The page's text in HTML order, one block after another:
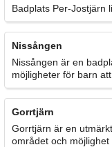
Badplats Per-Jostjärn
Nissången
Nissången är en
möjligheter för barn att
Gorrtjärn
Gorrtjärn är en
området och möjlighet